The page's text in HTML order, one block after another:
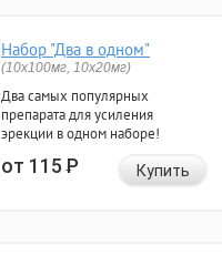
Набор "Два в одном"
(10x100мг, 10x20мг)
Два самых популярных
препарата для усиления
эрекции в одном наборе!
от 115Р Купить